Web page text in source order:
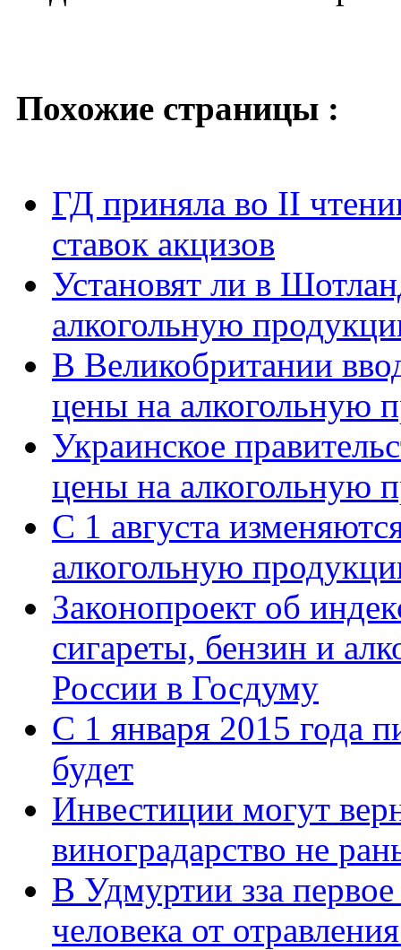
Похожие страницы :
ГД приняла во II
ставок акцизов
Установят ли в
алкогольную
В Великобритании
цены на алкогольную
Украинское
цены на алкогольную
С 1 августа
алкогольную
Законопроект об
сигареты, бензин и
России в Госдуму
С 1 января 2015 года
будет
Инвестиции могут
виноградарство не
В Удмуртии зза
человека от